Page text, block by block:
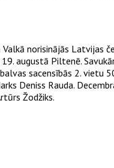
norisinājās Latvijas
augustā Piltenē.
sacensībās 2. vietu
Deniss Rauda.
Žodžiks.